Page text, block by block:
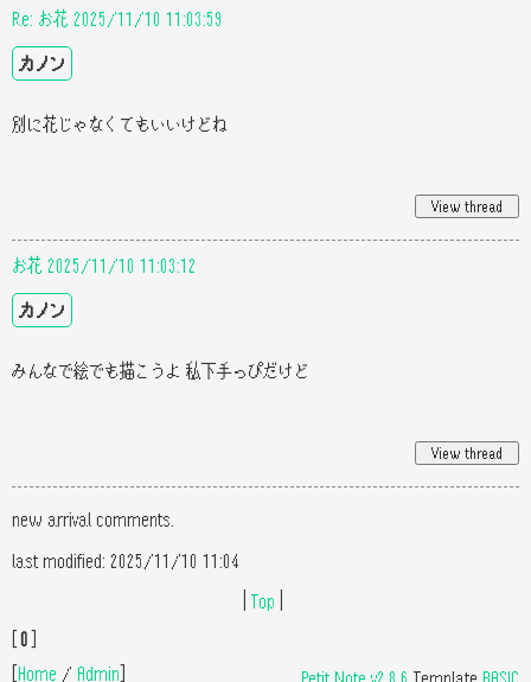
Re: お花 2025/11/10 11:03:59
カノン
別に花じゃなくてもいいけどね
お花 2025/11/10 11:03:12
カノン
みんなで絵でも描こうよ 私下手っぴだけど
new arrival comments.
last modified: 2025/11/10 11:04
Top
[0 ]
[Home / Admin]